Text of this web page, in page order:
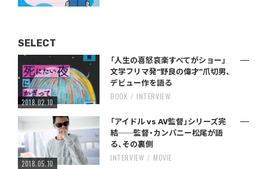
SELECT
2018.02.10
「人生の喜怒哀楽すべてがショー」
文学フリマ発“野良の偉才”爪切男、
デビュー作を語る
BOOK INTERVIEW
2018.05.10
「アイドル vs AV監督」シリーズ完
結──監督・カンパニー松尾が語
る、その裏側
INTERVIEW MOVIE